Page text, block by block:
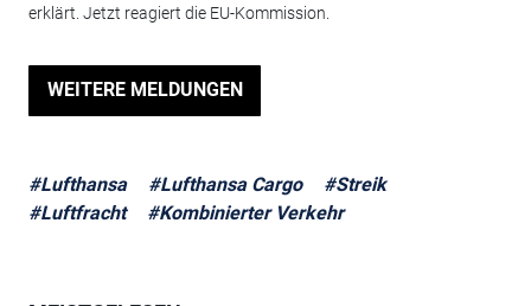
erklärt. Jetzt reagiert die EU-Kommission.
WEITERE MELDUNGEN
#Lufthansa #Lufthansa Cargo
#Streik
#Luftfracht
#Kombinierter Verkehr